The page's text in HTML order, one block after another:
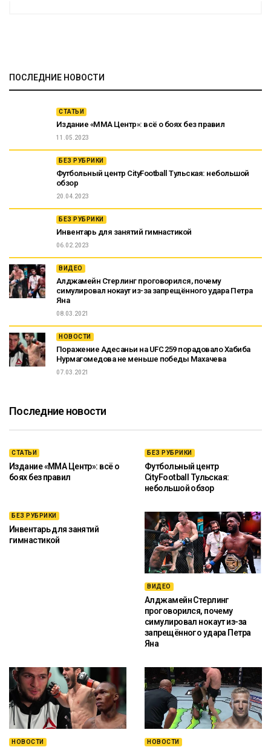
ПОСЛЕДНИЕ НОВОСТИ
СТАТЬИ
Издание «ММА Центр»: всё о боях без правил
11.05.2023
БЕЗ РУБРИКИ
Футбольный центр CityFootball Тульская: небольшой
обзор
20.04.2023
БЕЗ РУБРИКИ
Инвентарь для занятий гимнастикой
06.02.2023
ВИДЕО
Алджамейн Стерлинг проговорился, почему
симулировал нокаут из-за запрещённого удара Петра
Яна
08.03.2021
НОВОСТИ
Поражение Адесаньи на UFC 259 порадовало Хабиба
Нурмагомедова не меньше победы Махачева
07.03.2021
Последние новости
СТАТЬИ
Издание «ММА Центр»: всё о
боях без правил
БЕЗ РУБРИКИ
Футбольный центр
CityFootball Тульская:
небольшой обзор
БЕЗ РУБРИКИ
Инвентарь для занятий
гимнастикой
ВИДЕО
Алджамейн Стерлинг
проговорился, почему
симулировал нокаут из-за
запрещённого удара Петра
Яна
НОВОСТИ НОВОСТИ